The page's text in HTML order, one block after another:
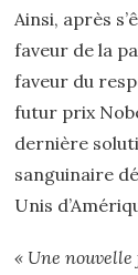
Ainsi, après
faveur de la
faveur du
futur prix
dernière
sanguinaire
Unis
« Une